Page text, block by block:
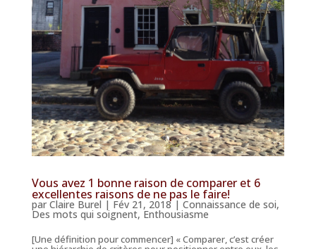
Vous avez 1 bonne raison de comparer et 6
excellentes raisons de ne pas le faire!
par Claire Burel | Fév 21, 2018| Connaissance de soi,
Des mots qui soignent, Enthousiasme
[Une définition pour commencer] « Comparer, c’est créer